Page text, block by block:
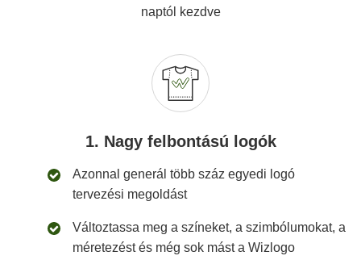
naptól kezdve
1. Nagy felbontású logók
Azonnal generál több száz egyedi logó
tervezési megoldást
Változtassa meg a színeket, a szimbólumokat, a
méretezést és még sok mást a Wizlogo